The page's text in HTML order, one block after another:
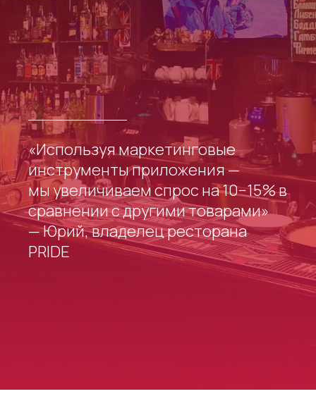
«Используя маркетинговые
инструменты приложения —
мы увеличиваем спрос на 10−15% в
сравнении с другими товарами»
— Юрий, владелец ресторана
PRIDE